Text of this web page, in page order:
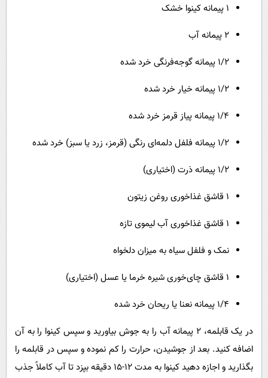
1 پیمانه کینوا خشک
2 پیمانه آب
1/2 پیمانه گوجه‌فرنگی خرد شده
1/2 پیمانه خیار خرد شده
1/4 پیمانه پیاز قرمز خرد شده
1/2 پیمانه فلفل دلمه‌ای رنگی (قرمز، زرد یا سبز) خرد شده
1/2 پیمانه ذرت (اختیاری)
1 قاشق غذاخوری روغن زیتون
1 قاشق غذاخوری آب لیموی تازه
نمک و فلفل سیاه به میزان دلخواه
1 قاشق چای‌خوری شیره خرما یا عسل (اختیاری)
1/4 پیمانه نعنا یا ریحان خرد شده
در یک قابلمه، 2 پیمانه آب را به جوش بیاورید و سپس کینوا را به آن
اضافه کنید. بعد از جوشیدن، حرارت را کم نموده و سپس در قابلمه را
بگذارید و اجازه دهید کینوا به مدت 12-15 دقیقه بپزد تا آب کاملاً جذب